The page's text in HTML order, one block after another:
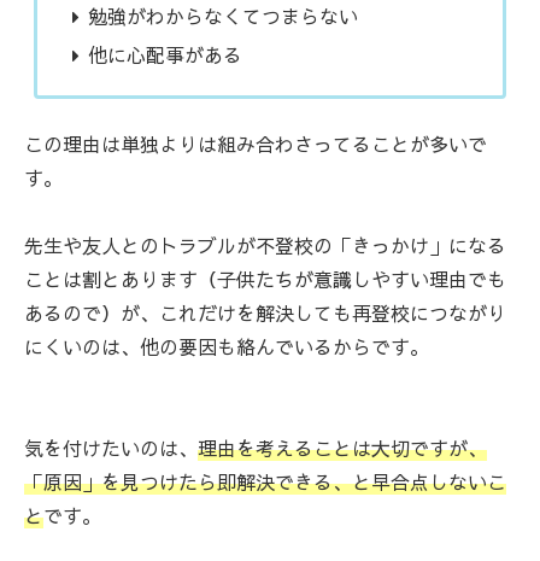
勉強がわからなくてつまらない
他に心配事がある
この理由は単独よりは組み合わさってることが多いで
す。
先生や友人とのトラブルが不登校の「きっかけ」になる
ことは割とあります（子供たちが意識しやすい理由でも
あるので）が、これだけを解決しても再登校につながり
にくいのは、他の要因も絡んでいるからです。
気を付けたいのは、 理由を考えることは大切ですが、
「原因」を見つけたら即解決できる、と早合点しないこ
とです。